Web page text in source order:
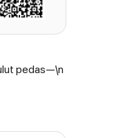
pedas—\n